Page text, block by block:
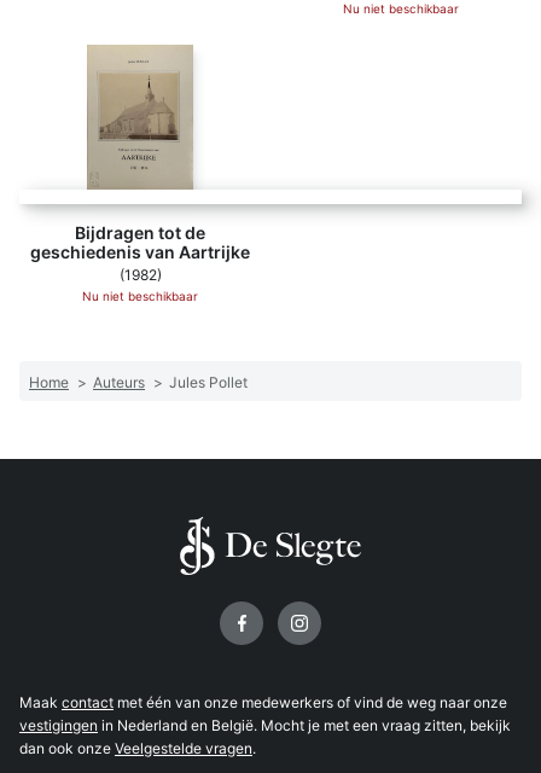
Nu niet beschikbaar
Bijdragen tot de
geschiedenis van Aartrijke
(1982)
Nu niet beschikbaar
Home > Auteurs > Jules Pollet
Maak contact met één van onze medewerkers of vind de weg naar onze
vestigingen in Nederland en België. Mocht je met een vraag zitten, bekijk
dan ook onze Veelgestelde vragen.